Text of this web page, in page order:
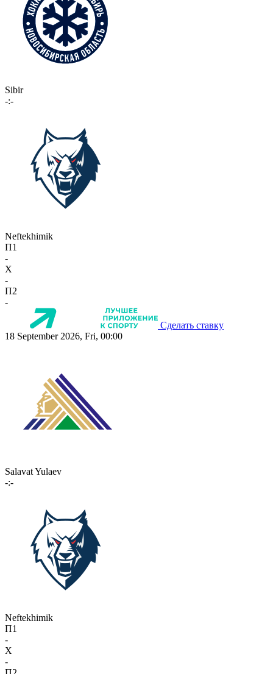
Sibir
-:-
Neftekhimik
П1
-
X
-
П2
-
Сделать ставку
18 September 2026, Fri, 00:00
Salavat Yulaev
-:-
Neftekhimik
П1
-
X
-